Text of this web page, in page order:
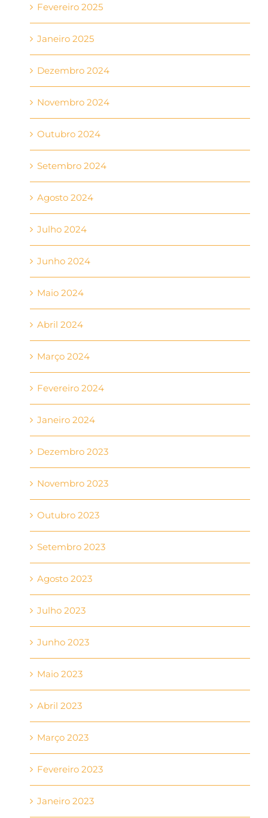
Fevereiro 2025
Janeiro 2025
Dezembro 2024
Novembro 2024
Outubro 2024
Setembro 2024
Agosto 2024
Julho 2024
Junho 2024
Maio 2024
Abril 2024
Março 2024
Fevereiro 2024
Janeiro 2024
Dezembro 2023
Novembro 2023
Outubro 2023
Setembro 2023
Agosto 2023
Julho 2023
Junho 2023
Maio 2023
Abril 2023
Março 2023
Fevereiro 2023
Janeiro 2023